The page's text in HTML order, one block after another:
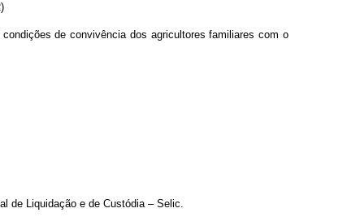
de convivência dos agricultores familiares com o
de Liquidação e de Custódia – Selic.